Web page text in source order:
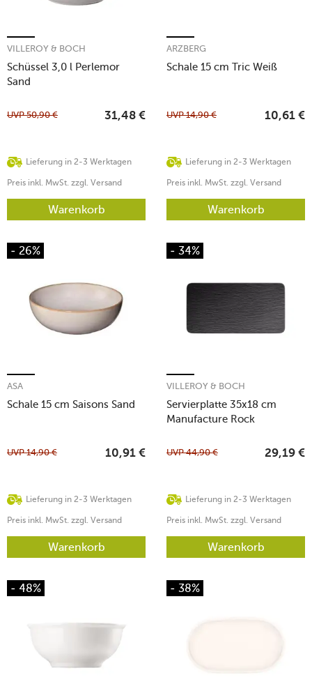
Schüssel 3,0 l Perlemor
Sand
VILLEROY & BOCH
Lieferung in 2-3 Werktagen
UVP50,90 € 31,48 €
Preis inkl. MwSt. zzgl. Versand
Warenkorb
Schale 15 cm Tric Weiß
ARZBERG
Lieferung in 2-3 Werktagen
UVP14,90 € 10,61 €
Preis inkl. MwSt. zzgl. Versand
Warenkorb
- 26%
Schale 15 cm Saisons Sand
ASA
Lieferung in 2-3 Werktagen
UVP14,90 € 10,91 €
Preis inkl. MwSt. zzgl. Versand
Warenkorb
- 34%
Servierplatte 35x18 cm
Manufacture Rock
VILLEROY & BOCH
Lieferung in 2-3 Werktagen
UVP44,90 € 29,19 €
Preis inkl. MwSt. zzgl. Versand
Warenkorb
- 48% - 38%